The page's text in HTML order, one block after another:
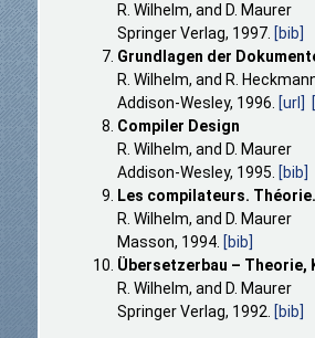
R. Wilhelm, and D. Maurer
Springer Verlag, 1997. [bib]
Grundlagen der
R. Wilhelm, and R.
Addison-Wesley, 1996. [url]
Compiler Design
R. Wilhelm, and D. Maurer
Addison-Wesley, 1995. [bib]
Les compilateurs.
R. Wilhelm, and D. Maurer
Masson, 1994. [bib]
Übersetzerbau – Theorie,
R. Wilhelm, and D. Maurer
Springer Verlag, 1992. [bib]